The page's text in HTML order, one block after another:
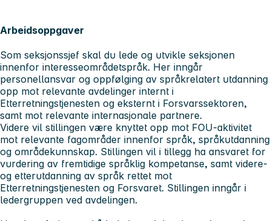
Arbeidsoppgaver
Som seksjonssjef skal du lede og utvikle seksjonen
innenfor interesseområdetspråk. Her inngår
personellansvar og oppfølging av språkrelatert utdanning
opp mot relevante avdelinger internt i
Etterretningstjenesten og eksternt i Forsvarssektoren,
samt mot relevante internasjonale partnere.
Videre vil stillingen være knyttet opp mot FOU-aktivitet
mot relevante fagområder innenfor språk, språkutdanning
og områdekunnskap. Stillingen vil i tillegg ha ansvaret for
vurdering av fremtidige språklig kompetanse, samt videre-
og etterutdanning av språk rettet mot
Etterretningstjenesten og Forsvaret. Stillingen inngår i
ledergruppen ved avdelingen.